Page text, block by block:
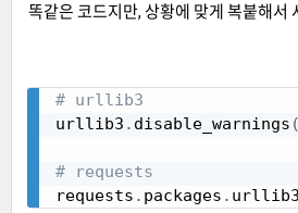
똑같은 코드지만, 상황에 맞게 복붙해서
# urllib3
urllib3 . disable_warnings (
# requests
requests . packages . urllib3